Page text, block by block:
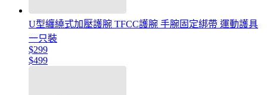
U型纏繞式加壓護腕 TFCC護腕 手腕固定綁帶 運動護具
一只裝
$299
$499